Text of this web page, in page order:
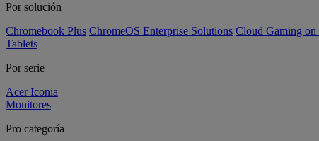
Por solución
Chromebook Plus ChromeOS Enterprise Solutions Cloud Gaming
Tablets
Por serie
Acer Iconia
Monitores
Pro categoría